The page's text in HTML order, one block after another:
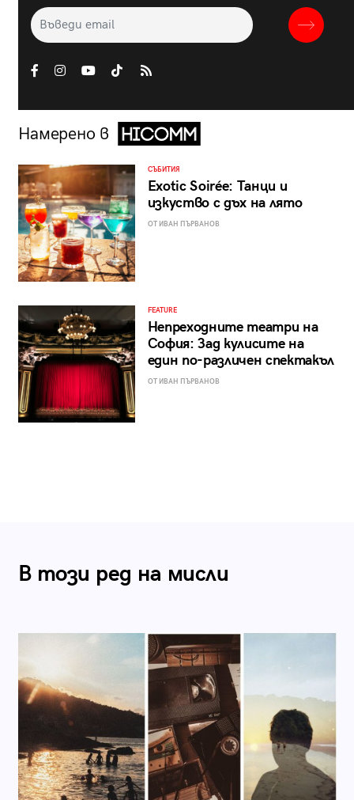
Намерено в
СЪБИТИЯ
Exotic Soirée: Танци и
изкуство с дъх на лято
ОТ ИВАН ПЪРВАНОВ
FEATURE
Непреходните театри на
София: Зад кулисите на
един по-различен спектакъл
ОТ ИВАН ПЪРВАНОВ
В този ред на мисли